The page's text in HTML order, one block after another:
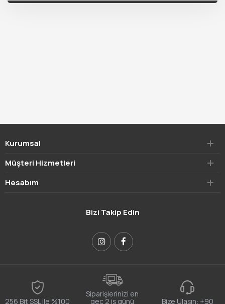
Kurumsal
Müşteri Hizmetleri
Hesabım
Bizi Takip Edin
256 Bit SSL ile %100
Siparişlerinizi en
geç 2 iş günü Bize Ulaşın: +90